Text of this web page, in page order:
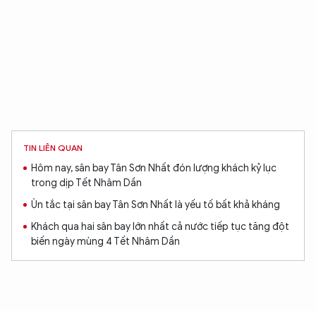
TIN LIÊN QUAN
Hôm nay, sân bay Tân Sơn Nhất đón lượng khách kỷ lục
trong dịp Tết Nhâm Dần
Ùn tắc tại sân bay Tân Sơn Nhất là yếu tố bất khả kháng
Khách qua hai sân bay lớn nhất cả nước tiếp tục tăng đột
biến ngày mùng 4 Tết Nhâm Dần